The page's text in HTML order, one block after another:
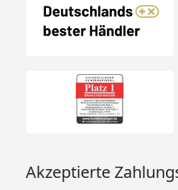
Akzeptierte